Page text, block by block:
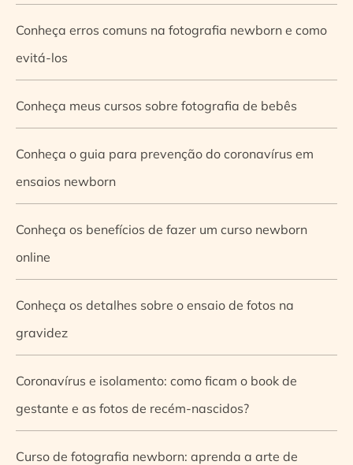
Conheça erros comuns na fotografia newborn e como
evitá-los
Conheça meus cursos sobre fotografia de bebês
Conheça o guia para prevenção do coronavírus em
ensaios newborn
Conheça os benefícios de fazer um curso newborn
online
Conheça os detalhes sobre o ensaio de fotos na
gravidez
Coronavírus e isolamento: como ficam o book de
gestante e as fotos de recém-nascidos?
Curso de fotografia newborn: aprenda a arte de